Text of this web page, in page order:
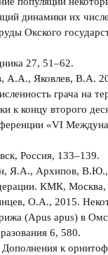
динамики их
Окского
27, 51–62.
А.А., Яковлев, В.А.
грача на
к концу второго
«VI
Россия, 133–139.
Я.А., Архипов,
КМК, Москва,
О.А., 2015.
(Apus apus) в
6, 580.
к